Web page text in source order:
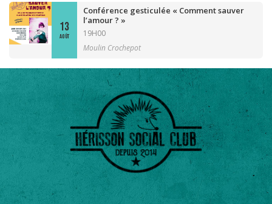
13
AOÛT
Conférence gesticulée « Comment sauver
l’amour ? »
19H00
Moulin Crochepot